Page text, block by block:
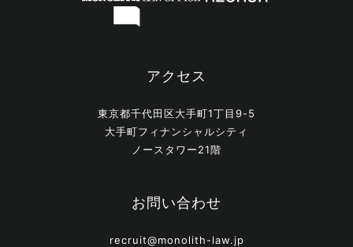
アクセス
東京都千代田区大手町1丁目9-5
大手町フィナンシャルシティ
ノースタワー21階
お問い合わせ
recruit@monolith-law.jp